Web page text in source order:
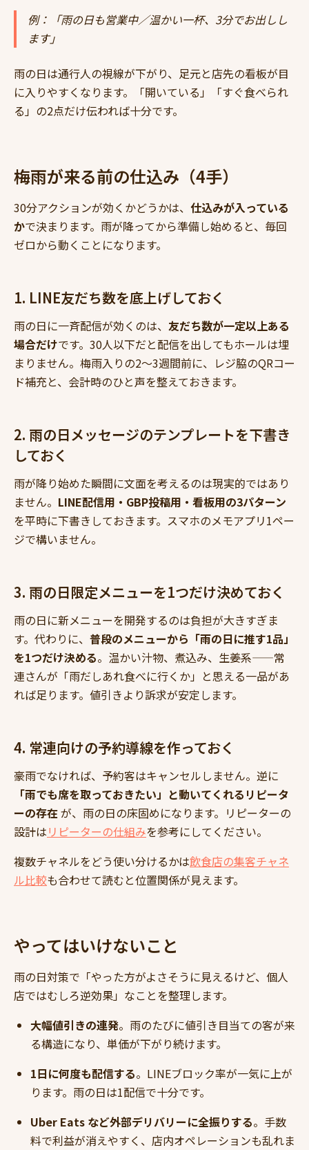
例：「雨の日も営業中／温かい一杯、3分でお出しし
ます」
雨の日は通行人の視線が下がり、足元と店先の看板が目
に入りやすくなります。「開いている」「すぐ食べられ
る」の2点だけ伝われば十分です。
梅雨が来る前の仕込み（4手）
30分アクションが効くかどうかは、 仕込みが入っている
かで決まります。雨が降ってから準備し始めると、毎回
ゼロから動くことになります。
1. LINE友だち数を底上げしておく
雨の日に一斉配信が効くのは、 友だち数が一定以上ある
場合だけです。30人以下だと配信を出してもホールは埋
まりません。梅雨入りの2〜3週間前に、レジ脇のQRコー
ド補充と、会計時のひと声を整えておきます。
2. 雨の日メッセージのテンプレートを下書き
しておく
雨が降り始めた瞬間に文面を考えるのは現実的ではあり
ません。 LINE配信用・GBP投稿用・看板用の3パターン
を平時に下書きしておきます。スマホのメモアプリ1ペー
ジで構いません。
3. 雨の日限定メニューを1つだけ決めておく
雨の日に新メニューを開発するのは負担が大きすぎま
す。代わりに、 普段のメニューから「雨の日に推す1品」
を1つだけ決める。温かい汁物、煮込み、生姜系——常
連さんが「雨だしあれ食べに行くか」と思える一品があ
れば足ります。値引きより訴求が安定します。
4. 常連向けの予約導線を作っておく
豪雨でなければ、予約客はキャンセルしません。逆に
「雨でも席を取っておきたい」と動いてくれるリピータ
ーの存在が、雨の日の床固めになります。リピーターの
設計はリピーターの仕組みを参考にしてください。
複数チャネルをどう使い分けるかは飲食店の集客チャネ
ル比較も合わせて読むと位置関係が見えます。
やってはいけないこと
雨の日対策で「やった方がよさそうに見えるけど、個人
店ではむしろ逆効果」なことを整理します。
大幅値引きの連発。雨のたびに値引き目当ての客が来
る構造になり、単価が下がり続けます。
1日に何度も配信する。LINEブロック率が一気に上が
ります。雨の日は1配信で十分です。
Uber Eats など外部デリバリーに全振りする。手数
料で利益が消えやすく、店内オペレーションも乱れま